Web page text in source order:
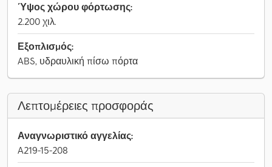
Ύψος χώρου φόρτωσης:
2.200 χιλ.
Εξοπλισμός:
ABS, υδραυλική πίσω πόρτα
Λεπτομέρειες προσφοράς
Αναγνωριστικό αγγελίας:
A219-15-208